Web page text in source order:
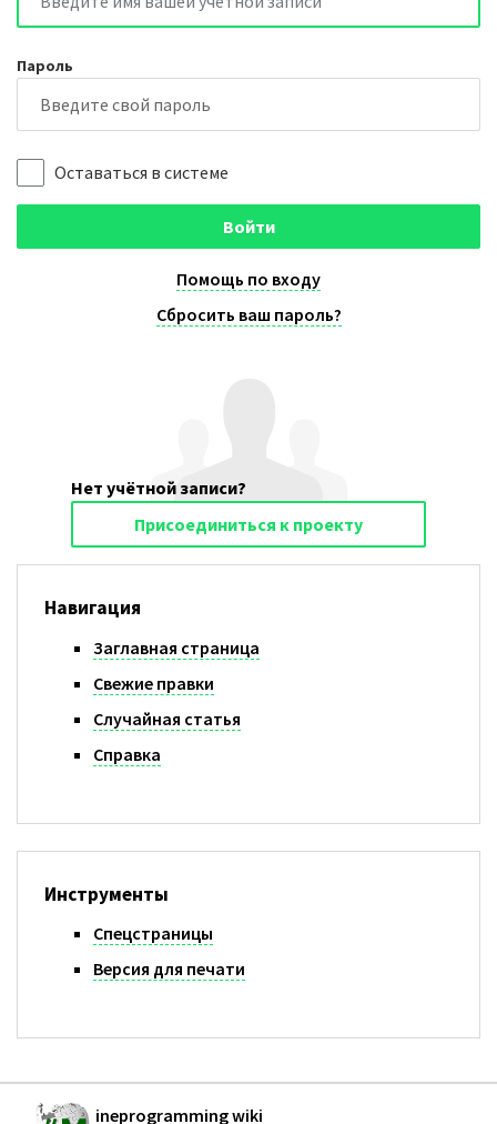
Пароль
Оставаться в системе
Войти
Помощь по входу
Сбросить ваш пароль?
Нет учётной записи?
Присоединиться к проекту
Навигация
Заглавная страница
Свежие правки
Случайная статья
Справка
Инструменты
Спецстраницы
Версия для печати
ineprogramming wiki